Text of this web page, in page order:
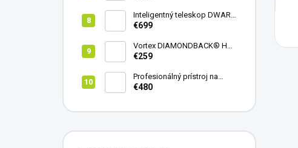
Inteligentný teleskop DWARF
III + originálny statív DWARF 3
€699
Vortex DIAMONDBACK® HD
8X42
€259
Profesionálný prístroj na
vedenie vŕtania Laserliner
€480